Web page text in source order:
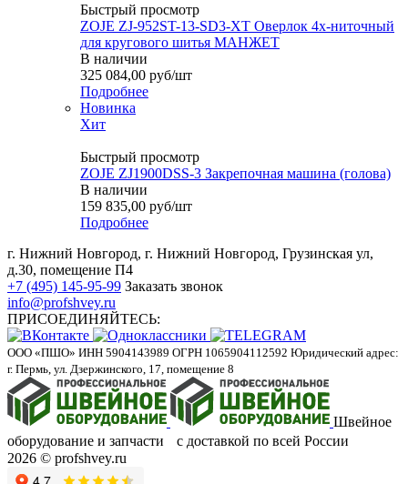
Быстрый просмотр
ZOJE ZJ-952ST-13-SD3-XT Оверлок 4х-ниточный
для кругового шитья МАНЖЕТ
В наличии
325 084,00 руб/шт
Подробнее
Новинка
Хит
Быстрый просмотр
ZOJE ZJ1900DSS-3 Закрепочная машина (голова)
В наличии
159 835,00 руб/шт
Подробнее
г. Нижний Новгород, г. Нижний Новгород, Грузинская ул,
д.30, помещение П4
+7 (495) 145-95-99 Заказать звонок
info@profshvey.ru
ПРИСОЕДИНЯЙТЕСЬ:
ООО «ПШО» ИНН 5904143989 ОГРН 1065904112592 Юридический адрес:
г. Пермь, ул. Дзержинского, 17, помещение 8
Швейное
оборудование и запчасти с доставкой по всей России
2026 © profshvey.ru